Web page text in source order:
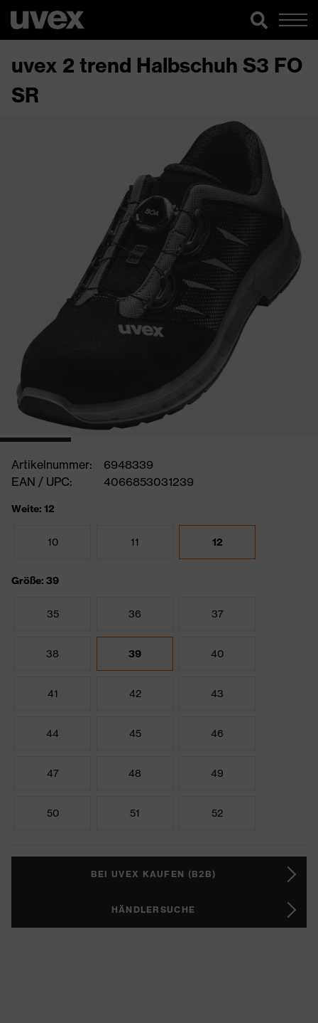
uvex 2 trend Halbschuh S3 FO
SR
Artikelnummer:
6948339
EAN / UPC:
4066853031239
Weite: 12
10 11 12
Größe: 39
35 36 37
38 39 40
41 42 43
44 45 46
47 48 49
50 51 52
BEI UVEX KAUFEN (B2B)
HÄNDLERSUCHE